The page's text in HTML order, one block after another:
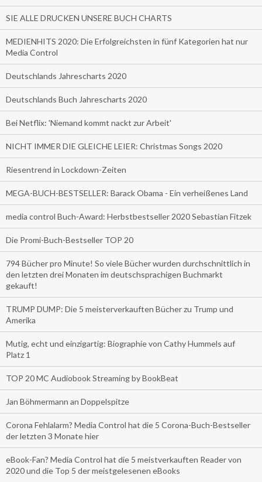
SIE ALLE DRUCKEN UNSERE BUCH CHARTS
MEDIENHITS 2020: Die Erfolgreichsten in fünf Kategorien hat nur
Media Control
Deutschlands Jahrescharts 2020
Deutschlands Buch Jahrescharts 2020
Bei Netflix: 'Niemand kommt nackt zur Arbeit'
NICHT IMMER DIE GLEICHE LEIER: Christmas Songs 2020
Riesentrend in Lockdown-Zeiten
MEGA-BUCH-BESTSELLER: Barack Obama - Ein verheißenes Land
media control Buch-Award: Herbstbestseller 2020 Sebastian Fitzek
Die Promi-Buch-Bestseller TOP 20
794 Bücher pro Minute! So viele Bücher wurden durchschnittlich in
den letzten drei Monaten im deutschsprachigen Buchmarkt
gekauft!
TRUMP DUMP: Die 5 meisterverkauften Bücher zu Trump und
Amerika
Mutig, echt und einzigartig: Biographie von Cathy Hummels auf
Platz 1
TOP 20 MC Audiobook Streaming by BookBeat
Jan Böhmermann an Doppelspitze
Corona Fehlalarm? Media Control hat die 5 Corona-Buch-Bestseller
der letzten 3 Monate hier
eBook-Fan? Media Control hat die 5 meistverkauften Reader von
2020 und die Top 5 der meistgelesenen eBooks